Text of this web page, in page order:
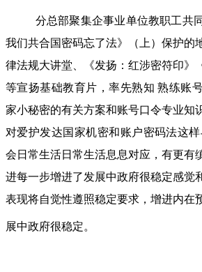
分总部聚集企事业单位教职工共
我们共合国密码忘了法》（上）保护的
律法规大讲堂、《发扬：红涉密符印》
等宣扬基础教育片，率先熟知 熟练账
家小秘密的有关方案和账号口令专业知
对爱护发达国家机密和账户密码法这
会日常生活日常生活息息对应，有更有
进每一步增进了发展中政府很稳定感觉
表现将自觉性遵照稳定要求，增进内在
展中政府很稳定。